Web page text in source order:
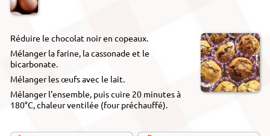
Réduire le chocolat noir en copeaux.
Mélanger la farine, la cassonade et le
bicarbonate.
Mélanger les œufs avec le lait.
Mélanger l'ensemble, puis cuire 20 minutes à
180°C, chaleur ventilée (four préchauffé).